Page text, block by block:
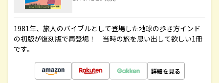
1981年、旅人のバイブルとして登場した地球の歩き方インド
の初版が復刻版で再登場！ 当時の旅を思い出して欲しい1冊
です。
詳細を見る